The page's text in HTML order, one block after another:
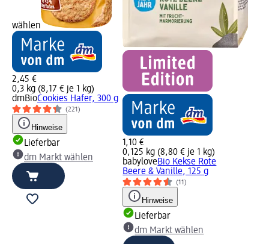
wählen
2,45 €
0,3 kg (8,17 € je 1 kg)
dmBioCookies Hafer, 300 g
(221)
Hinweise
Lieferbar
dm Markt wählen
1,10 €
0,125 kg (8,80 € je 1 kg)
babyloveBio Kekse Rote
Beere & Vanille, 125 g
(11)
Hinweise
Lieferbar
dm Markt wählen